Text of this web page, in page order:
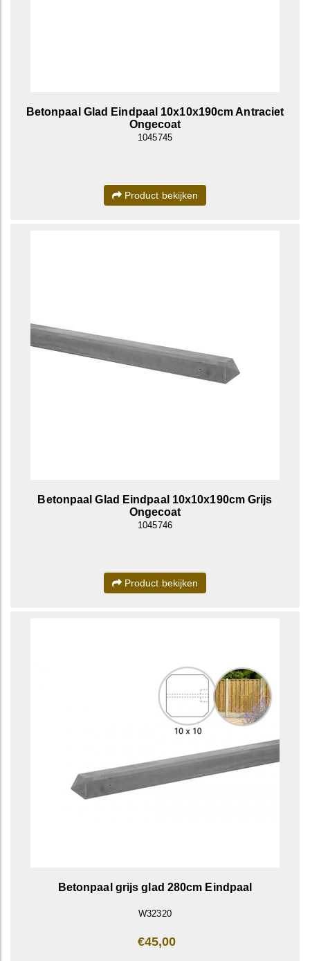
Betonpaal Glad Eindpaal 10x10x190cm Antraciet
Ongecoat
1045745
Product bekijken
Betonpaal Glad Eindpaal 10x10x190cm Grijs
Ongecoat
1045746
Product bekijken
Betonpaal grijs glad 280cm Eindpaal
W32320
€45,00